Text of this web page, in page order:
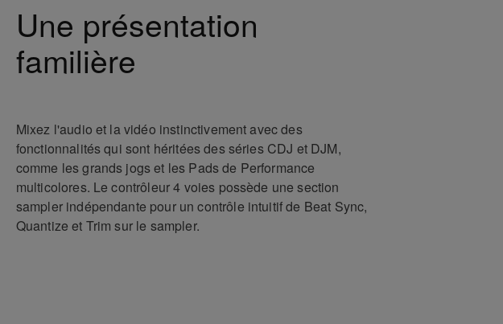
Une présentation
familière
Mixez l'audio et la vidéo instinctivement avec des
fonctionnalités qui sont héritées des séries CDJ et DJM,
comme les grands jogs et les Pads de Performance
multicolores. Le contrôleur 4 voies possède une section
sampler indépendante pour un contrôle intuitif de Beat Sync,
Quantize et Trim sur le sampler.